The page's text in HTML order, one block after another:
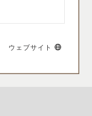
ウェブサイト